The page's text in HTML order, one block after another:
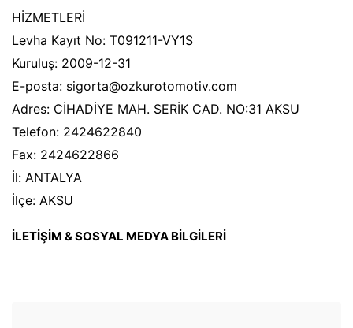
HİZMETLERİ
Levha Kayıt No: T091211-VY1S
Kuruluş: 2009-12-31
E-posta: sigorta@ozkurotomotiv.com
Adres: CİHADİYE MAH. SERİK CAD. NO:31 AKSU
Telefon: 2424622840
Fax: 2424622866
İl: ANTALYA
İlçe: AKSU
İLETİŞİM & SOSYAL MEDYA BİLGİLERİ